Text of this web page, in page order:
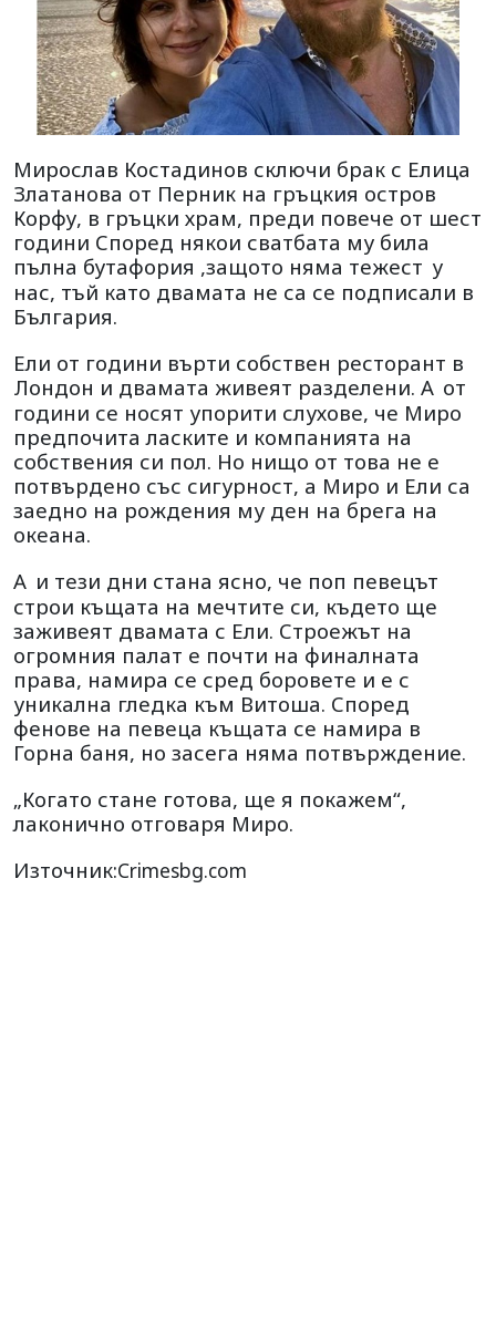
Мирослав Костадинов сключи брак с Елица
Златанова от Перник на гръцкия остров
Корфу, в гръцки храм, преди повече от шест
години Според някои сватбата му била
пълна бутафория ,защото няма тежест у
нас, тъй като двамата не са се подписали в
България.
Ели от години върти собствен ресторант в
Лондон и двамата живеят разделени. А от
години се носят упорити слухове, че Миро
предпочита ласките и компанията на
собствения си пол. Но нищо от това не е
потвърдено със сигурност, а Миро и Ели са
заедно на рождения му ден на брега на
океана.
А и тези дни стана ясно, че поп певецът
строи къщата на мечтите си, където ще
заживеят двамата с Ели. Строежът на
огромния палат е почти на финалната
права, намира се сред боровете и е с
уникална гледка към Витоша. Според
фенове на певеца къщата се намира в
Горна баня, но засега няма потвърждение.
„Когато стане готова, ще я покажем“,
лаконично отговаря Миро.
Източник:Crimesbg.com